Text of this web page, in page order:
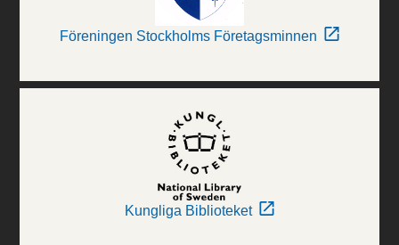
Föreningen Stockholms Företagsminnen
Kungliga Biblioteket